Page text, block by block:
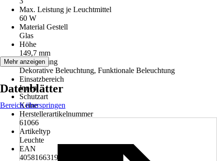
Max. Leistung je Leuchtmittel
60 W
Material Gestell
Glas
Höhe
149,7 mm
Anwendung
Dekorative Beleuchtung, Funktionale Beleuchtung
Einsatzbereich
Innen
Schutzart
Keine
Herstellerartikelnummer
61066
Artikeltyp
Leuchte
EAN
4058166319784
Mehr anzeigen
Datenblätter
Bereich überspringen